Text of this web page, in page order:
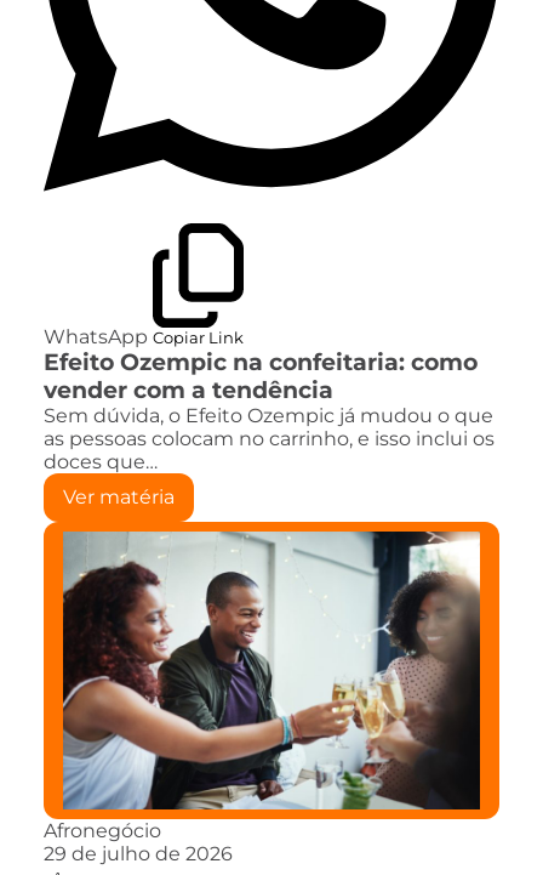
WhatsApp Copiar Link
Efeito Ozempic na confeitaria: como
vender com a tendência
Sem dúvida, o Efeito Ozempic já mudou o que
as pessoas colocam no carrinho, e isso inclui os
doces que…
Ver matéria
Afronegócio
29 de julho de 2026